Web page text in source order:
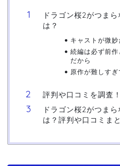
ドラゴン桜2がつま
は？
キャストが微妙
続編は必ず前
だから
原作が難しす
評判や口コミを調査！
ドラゴン桜2がつま
は？評判や口コミま